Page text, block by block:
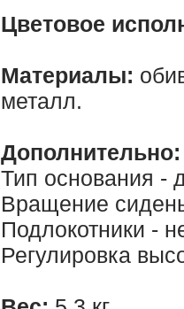
Цветовое
Материалы:
металл.
Дополнительно:
Тип основания -
Вращение
Подлокотники -
Регулировка